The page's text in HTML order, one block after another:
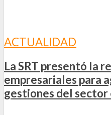
ACTUALIDAD
La SRT presentó la
empresariales para
gestiones del